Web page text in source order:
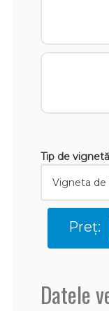
Tip de
Preț:
Datele